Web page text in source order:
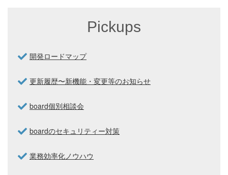
Pickups
開発ロードマップ
更新履歴〜新機能・変更等のお知らせ
board個別相談会
boardのセキュリティー対策
業務効率化ノウハウ